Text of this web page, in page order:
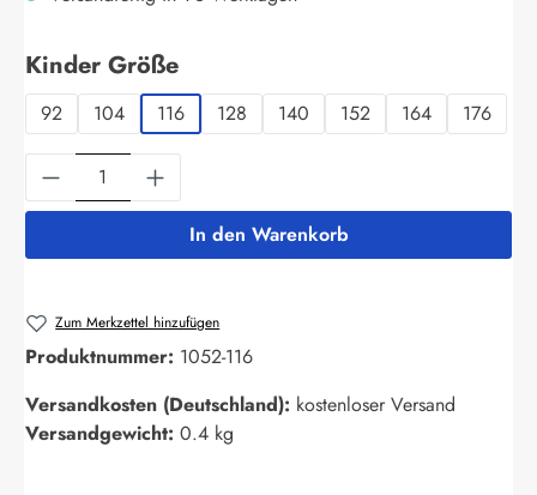
Kinder Größeauswählen
92 104 116 128 140 152 164 176
Produkt Anzahl: Gib den gewünschten
In den Warenkorb
Zum Merkzettel hinzufügen
Produktnummer: 1052-116
Versandkosten (Deutschland): kostenloser Versand
Versandgewicht: 0.4 kg